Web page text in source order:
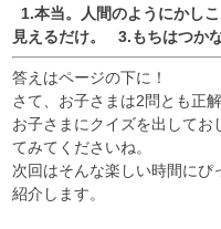
1.本当。人間のようにかし
見えるだけ。 3.もちはつか
答えはページの下に！
さて、お子さまは2問とも正
お子さまにクイズを出してお
てみてくださいね。
次回はそんな楽しい時間に
紹介します。